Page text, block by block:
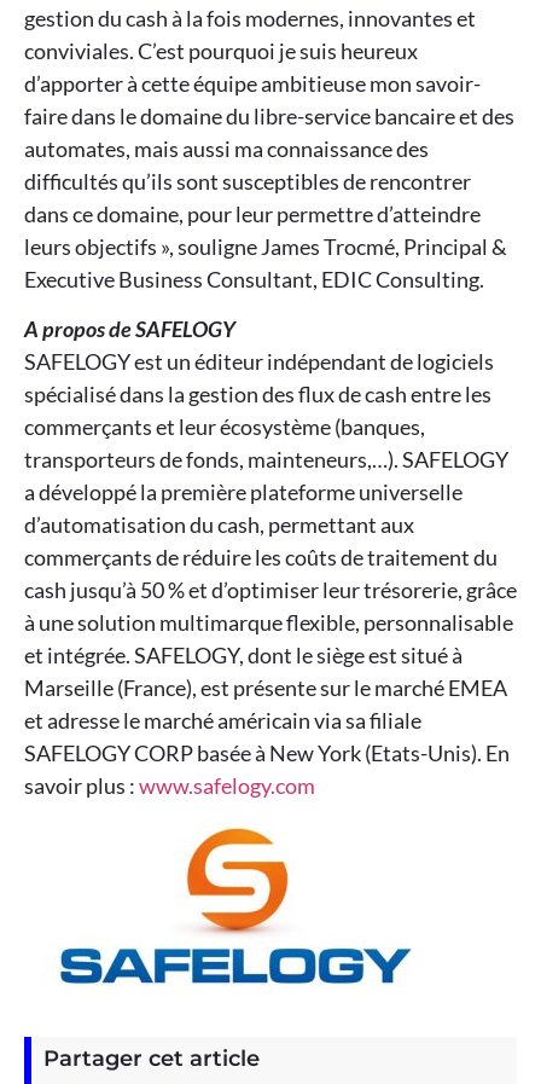
gestion du cash à la fois modernes, innovantes et
conviviales. C’est pourquoi je suis heureux
d’apporter à cette équipe ambitieuse mon savoir-
faire dans le domaine du libre-service bancaire et des
automates, mais aussi ma connaissance des
difficultés qu’ils sont susceptibles de rencontrer
dans ce domaine, pour leur permettre d’atteindre
leurs objectifs », souligne James Trocmé, Principal &
Executive Business Consultant, EDIC Consulting.
A propos de SAFELOGY
SAFELOGY est un éditeur indépendant de logiciels
spécialisé dans la gestion des flux de cash entre les
commerçants et leur écosystème (banques,
transporteurs de fonds, mainteneurs,…). SAFELOGY
a développé la première plateforme universelle
d’automatisation du cash, permettant aux
commerçants de réduire les coûts de traitement du
cash jusqu’à 50 % et d’optimiser leur trésorerie, grâce
à une solution multimarque flexible, personnalisable
et intégrée. SAFELOGY, dont le siège est situé à
Marseille (France), est présente sur le marché EMEA
et adresse le marché américain via sa filiale
SAFELOGY CORP basée à New York (Etats-Unis). En
savoir plus :www.safelogy.com
Partager cet article